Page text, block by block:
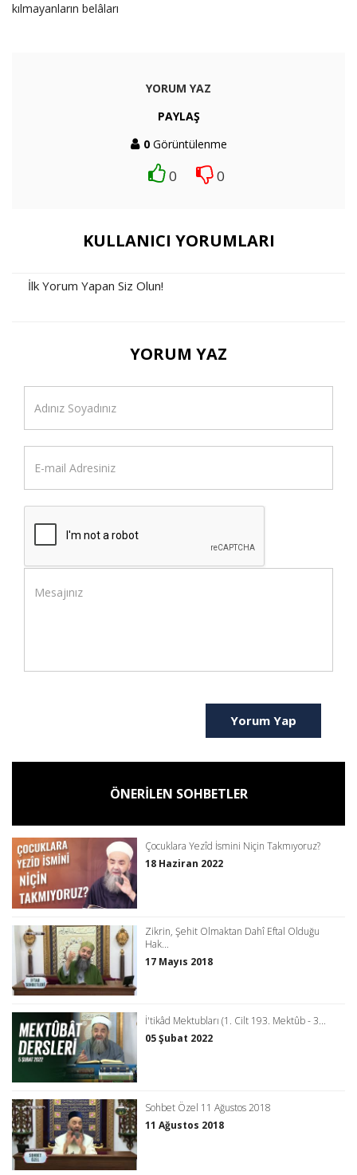
kılmayanların belâları
YORUM YAZ
PAYLAŞ
0Görüntülenme
0 0
KULLANICI YORUMLARI
İlk Yorum Yapan Siz Olun!
YORUM YAZ
Yorum Yap
ÖNERİLEN SOHBETLER
Çocuklara Yezîd İsmini Niçin Takmıyoruz?
18 Haziran 2022
Zikrin, Şehit Olmaktan Dahî Eftal Olduğu
Hak...
17 Mayıs 2018
İ'tikâd Mektubları (1. Cilt 193. Mektûb - 3...
05 Şubat 2022
Sohbet Özel 11 Ağustos 2018
11 Ağustos 2018